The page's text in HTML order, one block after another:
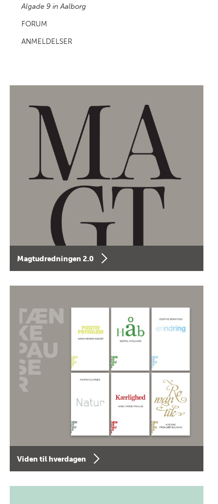
Algade 9 in Aalborg
FORUM
ANMELDELSER
Magtudredningen 2.0
Viden til hverdagen